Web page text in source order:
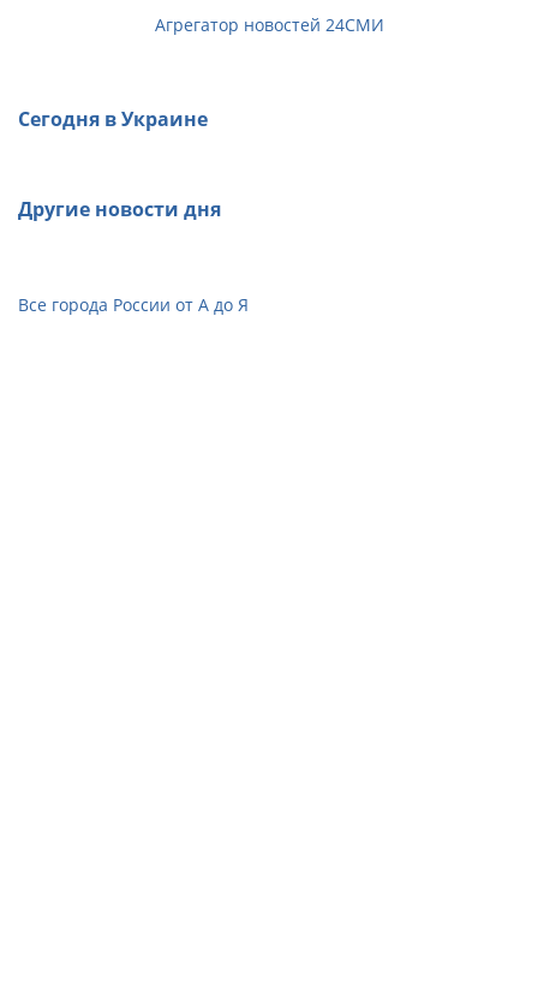
Агрегатор новостей 24СМИ
Сегодня в Украине
Другие новости дня
Все города России от А до Я